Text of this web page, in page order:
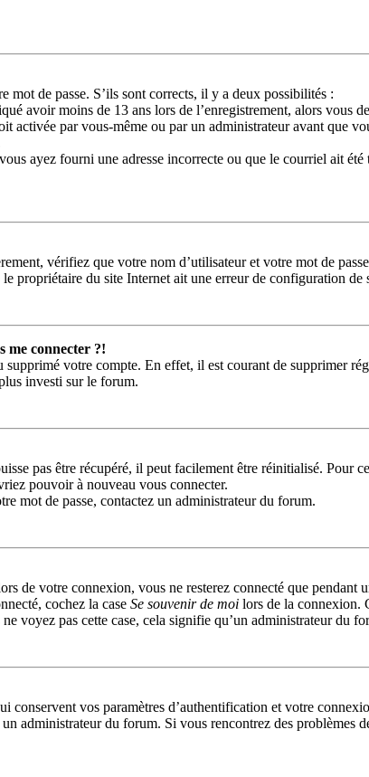
de passe. S’ils sont corrects, il y a deux possibilités :
avoir moins de 13 ans lors de l’enregistrement, alors vous
activée par vous-même ou par un administrateur avant que
ayez fourni une adresse incorrecte ou que le courriel ait
vérifiez que votre nom d’utilisateur et votre mot de
propriétaire du site Internet ait une erreur de configuration de
me connecter ?!
votre compte. En effet, il est courant de supprimer
investi sur le forum.
pas être récupéré, il peut facilement être réinitialisé. Pour
pouvoir à nouveau vous connecter.
mot de passe, contactez un administrateur du forum.
de votre connexion, vous ne resterez connecté que pendant
cochez la case Se souvenir de moi lors de la connexion.
voyez pas cette case, cela signifie qu’un administrateur du
conservent vos paramètres d’authentification et votre
administrateur du forum. Si vous rencontrez des